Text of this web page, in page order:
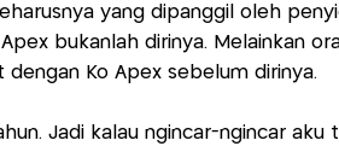
yang dipanggil oleh
bukanlah dirinya. Melainkan
Ko Apex sebelum dirinya.
Jadi kalau ngincar-ngincar aku